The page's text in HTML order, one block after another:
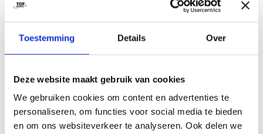
Toestemming Details Over
Deze website maakt gebruik van cookies
We gebruiken cookies om content en advertenties te
personaliseren, om functies voor social media te bieden
en om ons websiteverkeer te analyseren. Ook delen we